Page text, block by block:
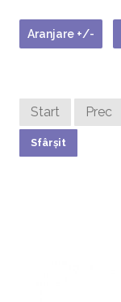
Aranjare +/-
Start Prec
Sfârșit